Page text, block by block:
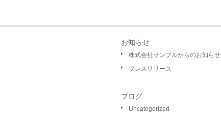
お知らせ
株式会社サンプルからのお知らせ
プレスリリース
ブログ
Uncategorized